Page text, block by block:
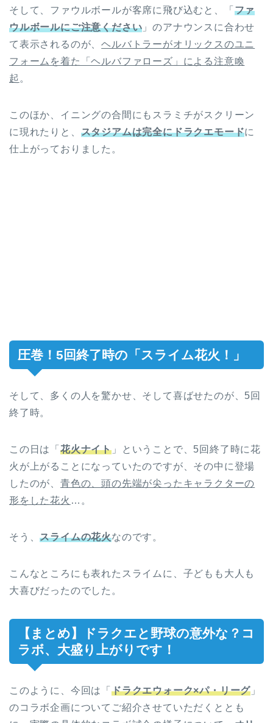
そして、ファウルボールが客席に飛び込むと、「 ファ
ウルボールにご注意ください 」のアナウンスに合わせ
て表示されるのが、ヘルバトラーがオリックスのユニ
フォームを着た「ヘルバファローズ」による注意喚
起 。
このほか、イニングの合間にもスラミチがスクリーン
に現れたりと、 スタジアムは完全にドラクエモードに
仕上がっておりました。
圧巻！5回終了時の「スライム花火！」
そして、多くの人を驚かせ、そして喜ばせたのが、5回
終了時。
この日は「 花火ナイト 」ということで、5回終了時に花
火が上がることになっていたのですが、その中に登場
したのが、 青色の、頭の先端が尖ったキャラクターの
形をした花火 …。
そう、スライムの花火なのです。
こんなところにも表れたスライムに、子どもも大人も
大喜びだったのでした。
【まとめ】ドラクエと野球の意外な？コ
ラボ、大盛り上がりです！
このように、今回は「 ドラクエウォーク×パ・リーグ 」
のコラボ企画についてご紹介させていただくととも